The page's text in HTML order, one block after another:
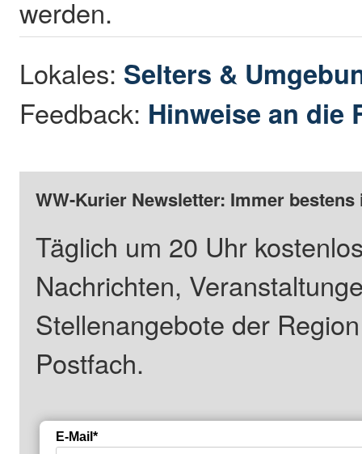
werden.
Lokales: Selters &
Feedback: Hinweise an die
WW-Kurier Newsletter: Immer
Täglich um 20 Uhr
Nachrichten,
Stellenangebote der
Postfach.
E-Mail*